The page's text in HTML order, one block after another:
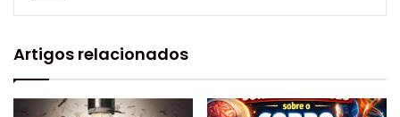
Artigos relacionados